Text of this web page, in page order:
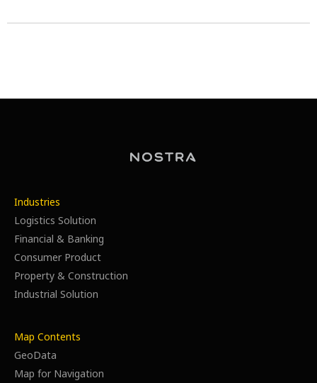
Industries
Logistics Solution
Financial & Banking
Consumer Product
Property & Construction
Industrial Solution
Map Contents
GeoData
Map for Navigation